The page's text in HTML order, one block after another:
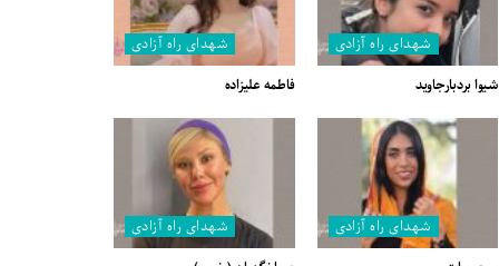
شهدای راه آزادی
شیوا بردبارجاوید
شهدای راه آزادی
فاطمه علیزاده
شهدای راه آزادی
شهدای راه آزادی